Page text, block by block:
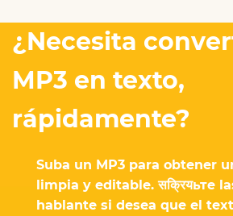
¿Necesita
MP3 en texto,
rápidamente?
Suba un MP3 para obtener
limpia y editable. सक्रियьте
hablante si desea que el